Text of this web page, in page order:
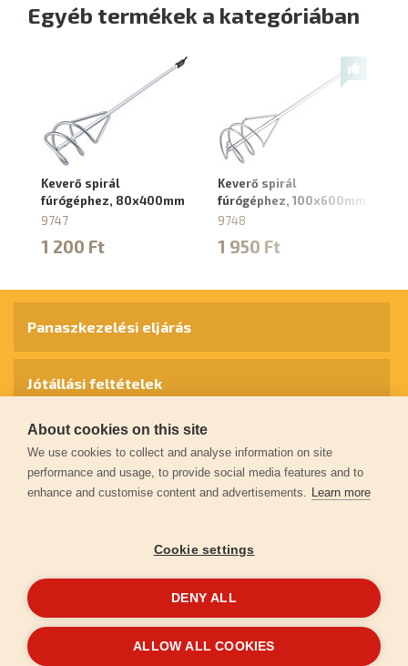
Egyéb termékek a kategóriában
Keverő spirál
fúrógéphez, 80x400mm
9747
1 200 Ft
Keverő spirál
fúrógéphez, 100x600mm
9748
1 950 Ft
© 2026extol.hu- Minden jog fenntartva
Panaszkezelési eljárás
Jótállási feltételek
Személyes adatok védelme
Kapcsolat
Garancia regisztráció
About cookies on this site
We use cookies to collect and analyse information on site
performance and usage, to provide social media features and to
enhance and customise content and advertisements. Learn more
Cookie settings
DENY ALL
ALLOW ALL COOKIES